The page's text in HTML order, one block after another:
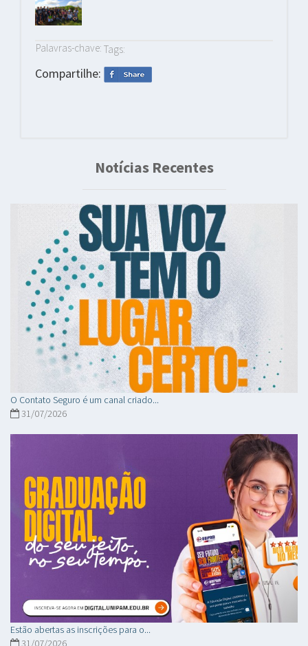
Palavras-chave: Tags:
Compartilhe:
Notícias Recentes
O Contato Seguro é um canal criado...
31/07/2026
Estão abertas as inscrições para o...